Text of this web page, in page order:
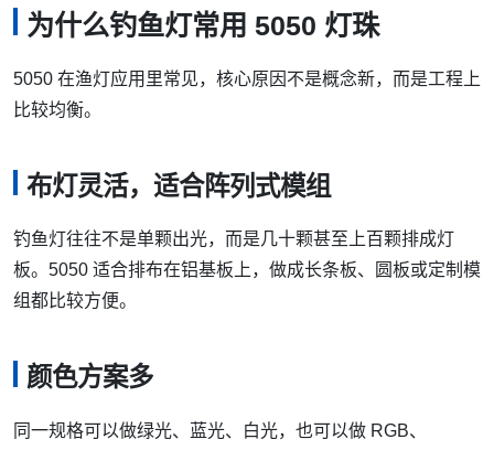
为什么钓鱼灯常用 5050 灯珠
5050 在渔灯应用里常见，核心原因不是概念新，而是工程上
比较均衡。
布灯灵活，适合阵列式模组
钓鱼灯往往不是单颗出光，而是几十颗甚至上百颗排成灯
板。5050 适合排布在铝基板上，做成长条板、圆板或定制模
组都比较方便。
颜色方案多
同一规格可以做绿光、蓝光、白光，也可以做 RGB、